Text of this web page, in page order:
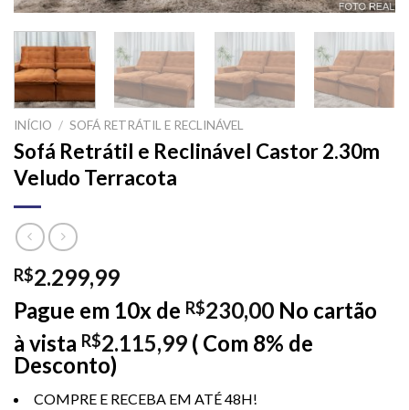
INÍCIO / SOFÁ RETRÁTIL E RECLINÁVEL
Sofá Retrátil e Reclinável Castor 2.30m
Veludo Terracota
R$2.299,99
Pague em 10x de R$230,00 No cartão
à vista R$2.115,99 ( Com 8% de
Desconto)
COMPRE E RECEBA EM ATÉ 48H!